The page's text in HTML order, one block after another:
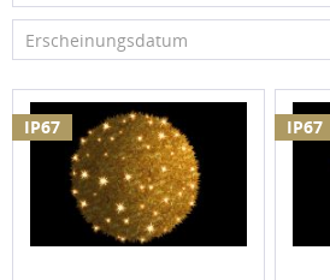
Erscheinungsdatum
IP67 IP67